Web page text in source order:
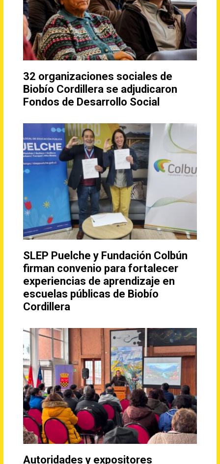
32 organizaciones sociales de
Biobío Cordillera se adjudicaron
Fondos de Desarrollo Social
SLEP Puelche y Fundación Colbún
firman convenio para fortalecer
experiencias de aprendizaje en
escuelas públicas de Biobío
Cordillera
Autoridades y expositores